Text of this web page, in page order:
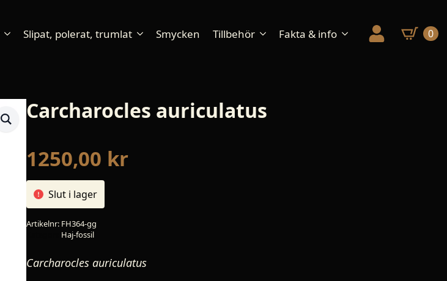
Slipat, polerat, trumlat Smycken Tillbehör Fakta & info 0
Carcharocles auriculatus
1250,00 kr
Slut i lager
Artikelnr: FH364-gg
Haj-fossil
Carcharocles auriculatus